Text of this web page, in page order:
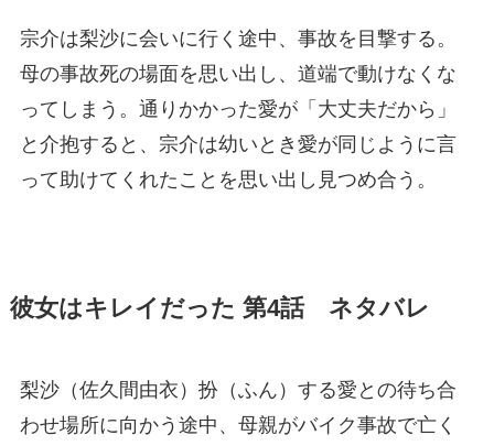
宗介は梨沙に会いに行く途中、事故を目撃する。
母の事故死の場面を思い出し、道端で動けなくな
ってしまう。通りかかった愛が「大丈夫だから」
と介抱すると、宗介は幼いとき愛が同じように言
って助けてくれたことを思い出し見つめ合う。
彼女はキレイだった 第4話 ネタバレ
梨沙（佐久間由衣）扮（ふん）する愛との待ち合
わせ場所に向かう途中、母親がバイク事故で亡く